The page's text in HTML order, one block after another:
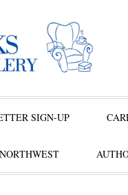
SIGN-UP